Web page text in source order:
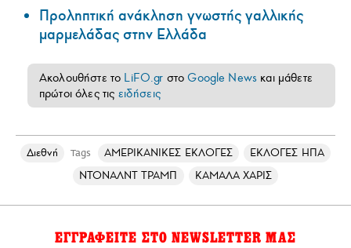
Προληπτική ανάκληση γνωστής γαλλικής
μαρμελάδας στην Ελλάδα
Ακολουθήστε το LiFO.gr στοGoogle News και μάθετε
πρώτοι όλες τις ειδήσεις
Διεθνή Tags ΑΜΕΡΙΚΑΝΙΚΕΣ ΕΚΛΟΓΕΣ
ΕΚΛΟΓΕΣ ΗΠΑ
ΝΤΟΝΑΛΝΤ ΤΡΑΜΠ
ΚΑΜΑΛΑ ΧΑΡΙΣ
ΕΓΓΡΑΦΕΙΤΕ ΣΤΟ NEWSLETTER ΜΑΣ